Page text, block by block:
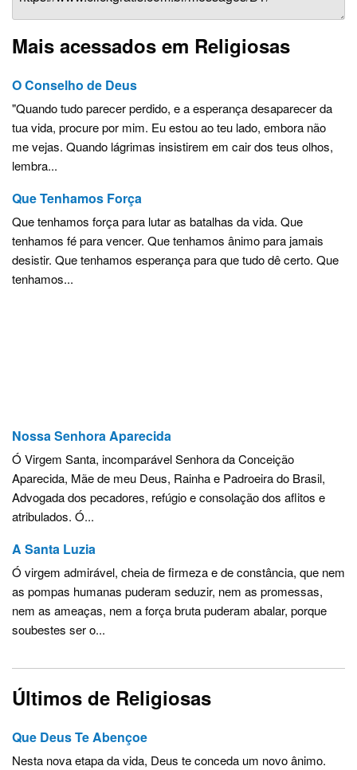
Mais acessados em Religiosas
O Conselho de Deus
"Quando tudo parecer perdido, e a esperança desaparecer da
tua vida, procure por mim. Eu estou ao teu lado, embora não
me vejas. Quando lágrimas insistirem em cair dos teus olhos,
lembra...
Que Tenhamos Força
Que tenhamos força para lutar as batalhas da vida. Que
tenhamos fé para vencer. Que tenhamos ânimo para jamais
desistir. Que tenhamos esperança para que tudo dê certo. Que
tenhamos...
Nossa Senhora Aparecida
Ó Virgem Santa, incomparável Senhora da Conceição
Aparecida, Mãe de meu Deus, Rainha e Padroeira do Brasil,
Advogada dos pecadores, refúgio e consolação dos aflitos e
atribulados. Ó...
A Santa Luzia
Ó virgem admirável, cheia de firmeza e de constância, que nem
as pompas humanas puderam seduzir, nem as promessas,
nem as ameaças, nem a força bruta puderam abalar, porque
soubestes ser o...
Últimos de Religiosas
Que Deus Te Abençoe
Nesta nova etapa da vida, Deus te conceda um novo ânimo.